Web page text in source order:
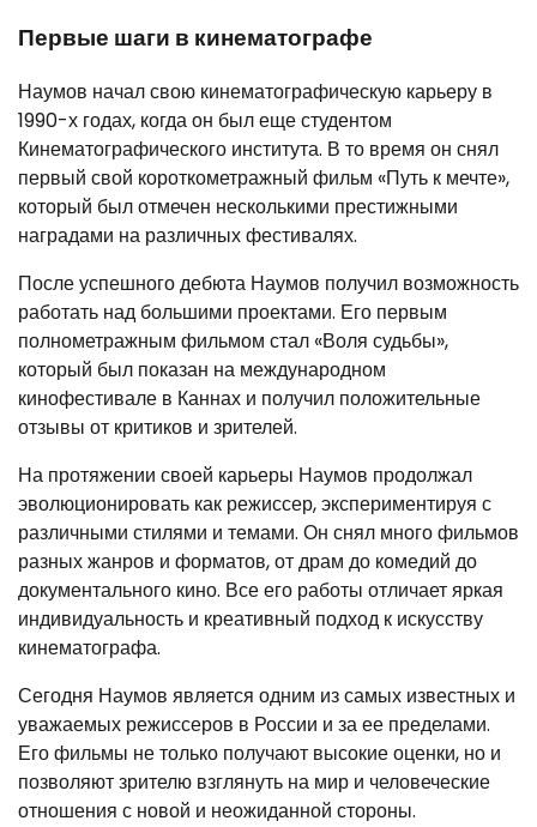
Первые шаги в кинематографе
Наумов начал свою кинематографическую карьеру в
1990-х годах, когда он был еще студентом
Кинематографического института. В то время он снял
первый свой короткометражный фильм «Путь к мечте»,
который был отмечен несколькими престижными
наградами на различных фестивалях.
После успешного дебюта Наумов получил возможность
работать над большими проектами. Его первым
полнометражным фильмом стал «Воля судьбы»,
который был показан на международном
кинофестивале в Каннах и получил положительные
отзывы от критиков и зрителей.
На протяжении своей карьеры Наумов продолжал
эволюционировать как режиссер, экспериментируя с
различными стилями и темами. Он снял много фильмов
разных жанров и форматов, от драм до комедий до
документального кино. Все его работы отличает яркая
индивидуальность и креативный подход к искусству
кинематографа.
Сегодня Наумов является одним из самых известных и
уважаемых режиссеров в России и за ее пределами.
Его фильмы не только получают высокие оценки, но и
позволяют зрителю взглянуть на мир и человеческие
отношения с новой и неожиданной стороны.